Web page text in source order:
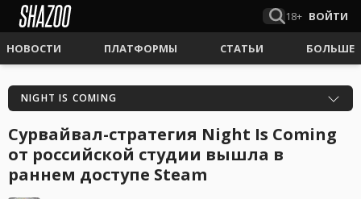
18+ ВОЙТИ
НОВОСТИ ПЛАТФОРМЫ СТАТЬИ БОЛЬШЕ
NIGHT IS COMING
Сурвайвал-стратегия Night Is Coming
от российской студии вышла в
раннем доступе Steam